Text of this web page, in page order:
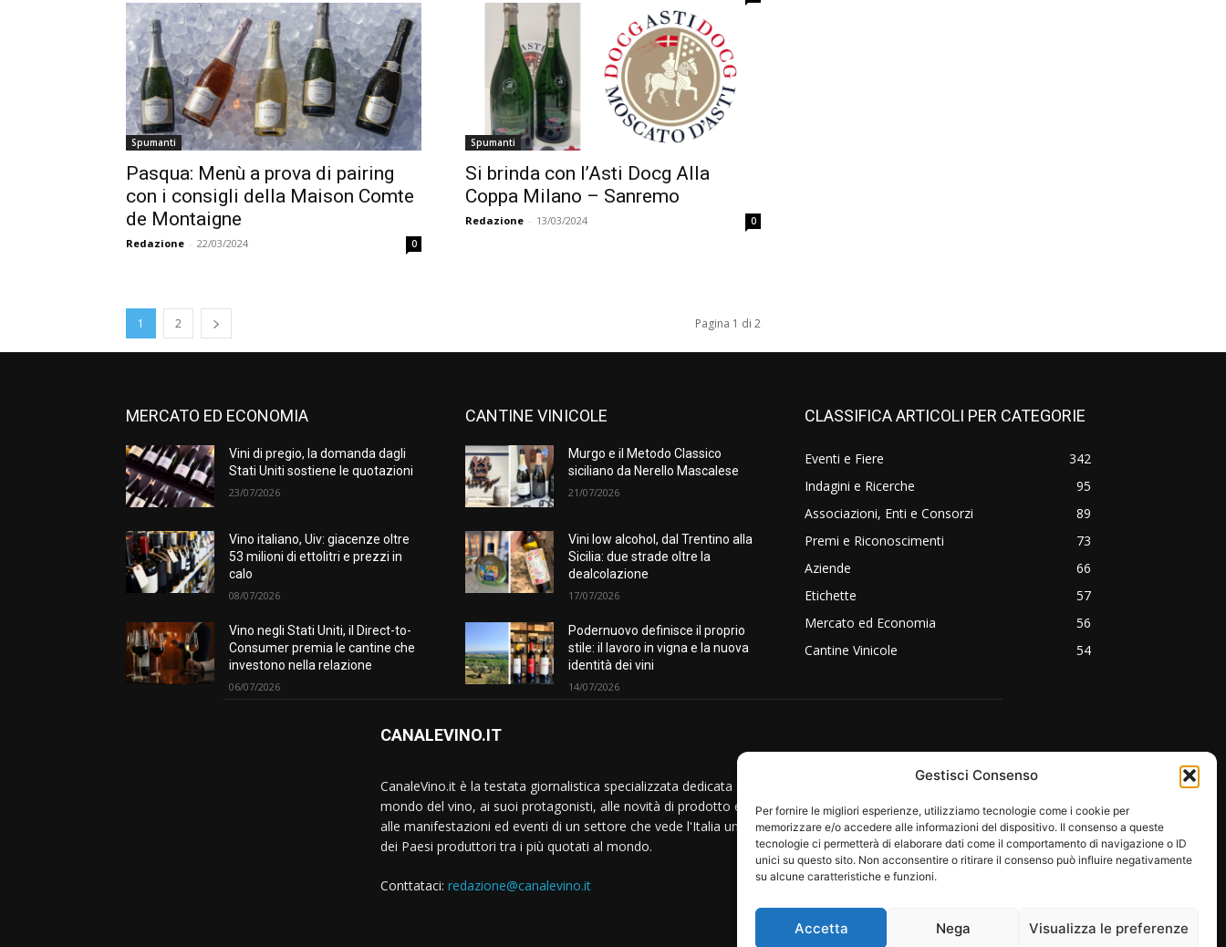
Gestisci Consenso
Per fornire le migliori esperienze, utilizziamo tecnologie come i cookie per
memorizzare e/o accedere alle informazioni del dispositivo. Il consenso a queste
tecnologie ci permetterà di elaborare dati come il comportamento di navigazione o ID
unici su questo sito. Non acconsentire o ritirare il consenso può influire negativamente
su alcune caratteristiche e funzioni.
Accetta Nega Visualizza le preferenze
Spumanti
Pasqua: Menù a prova di pairing
con i consigli della Maison Comte
de Montaigne
Redazione - 22/03/2024 0
Spumanti
Si brinda con l’Asti Docg Alla
Coppa Milano – Sanremo
Redazione - 13/03/2024 0
1 2 Pagina 1 di 2
MERCATO ED ECONOMIA
Vini di pregio, la domanda dagli
Stati Uniti sostiene le quotazioni
23/07/2026
Vino italiano, Uiv: giacenze oltre
53 milioni di ettolitri e prezzi in
calo
08/07/2026
Vino negli Stati Uniti, il Direct-to-
Consumer premia le cantine che
investono nella relazione
06/07/2026
CANTINE VINICOLE
Murgo e il Metodo Classico
siciliano da Nerello Mascalese
21/07/2026
Vini low alcohol, dal Trentino alla
Sicilia: due strade oltre la
dealcolazione
17/07/2026
Podernuovo definisce il proprio
stile: il lavoro in vigna e la nuova
identità dei vini
14/07/2026
CLASSIFICA ARTICOLI PER CATEGORIE
Eventi e Fiere
342
Indagini e Ricerche
95
Associazioni, Enti e Consorzi
89
Premi e Riconoscimenti
73
Aziende
66
Etichette
57
Mercato ed Economia
56
Cantine Vinicole
54
CANALEVINO.IT
CanaleVino.it è la testata giornalistica specializzata dedicata al
mondo del vino, ai suoi protagonisti, alle novità di prodotto e
alle manifestazioni ed eventi di un settore che vede l'Italia uno
dei Paesi produttori tra i più quotati al mondo.
Conttataci: redazione@canalevino.it